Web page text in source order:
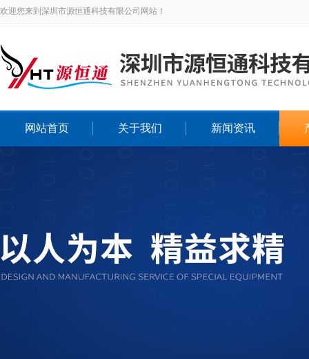
欢迎您来到深圳市源恒通科技有限公司网站！
网站首页 关于我们 新闻资讯